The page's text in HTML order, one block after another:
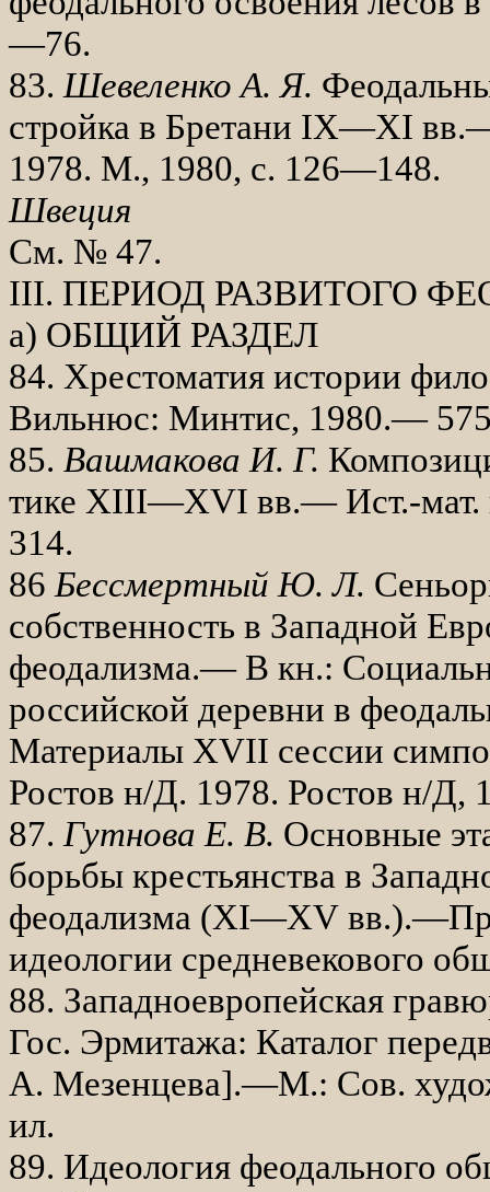
—76.
83. Шевеленко А. Я.
стройка в Бретани IX—XI
1978. М., 1980, с. 126—148.
Швеция
См. № 47.
III. ПЕРИОД РАЗВИТОГО
а) ОБЩИЙ РАЗДЕЛ
84. Хрестоматия истории
Вильнюс: Минтис, 1980.—
85. Вашмакова И. Г.
тике XIII—XVI вв.— Ист.-мат.
314.
86 Бессмертный Ю. Л.
собствен­ность в Западной
феода­лизма.— В кн.:
российской деревни в
Материалы XVII сессии
Ростов н/Д. 1978. Ростов н/Д,
87. Гутнова Е. В. Основные
борьбы крестьянства в
феодализма (XI—XV
идеологии средневекового
88. Западноевропейская
Гос. Эрмитажа: Каталог
А. Мезенцева].—М.: Сов.
ил.
89. Идеология феодального